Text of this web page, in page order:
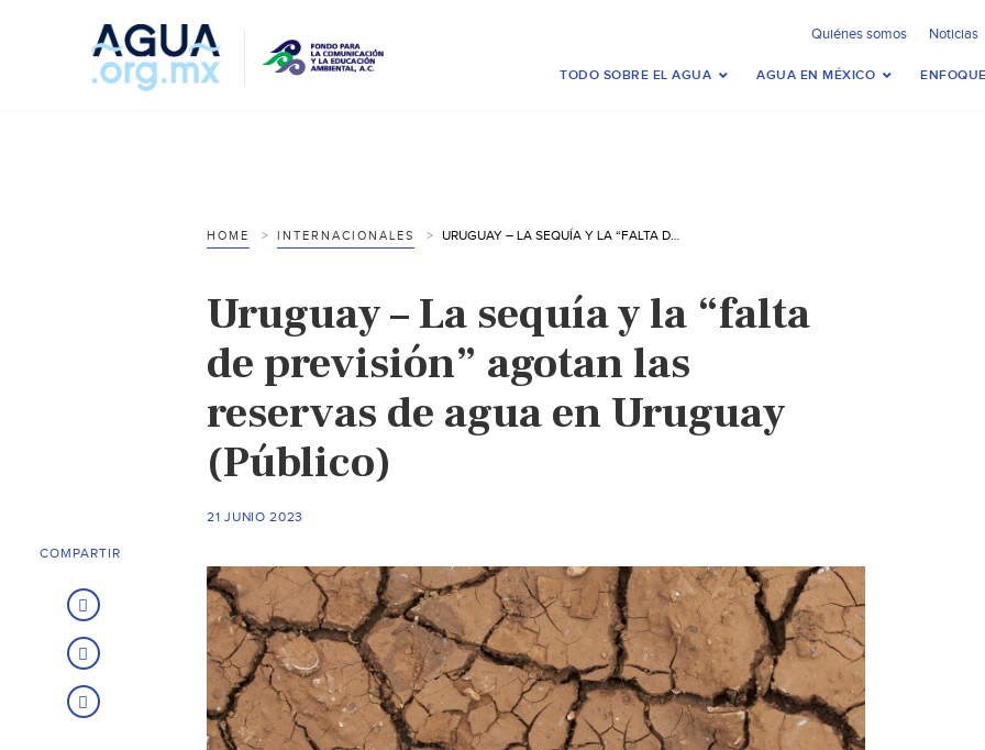
Quiénes somos Noticias
TODO SOBRE EL AGUA AGUA EN MÉXICO
HOME INTERNACIONALES URUGUAY – LA SEQUÍA Y LA “FALTA DE PREVISIÓN” AGOTAN LAS RESERVAS DE AGUA EN URUGUAY (PÚBLICO)
Uruguay – La sequía y la “falta
de previsión” agotan las
reservas de agua en Uruguay
(Público)
21 JUNIO 2023
COMPARTIR